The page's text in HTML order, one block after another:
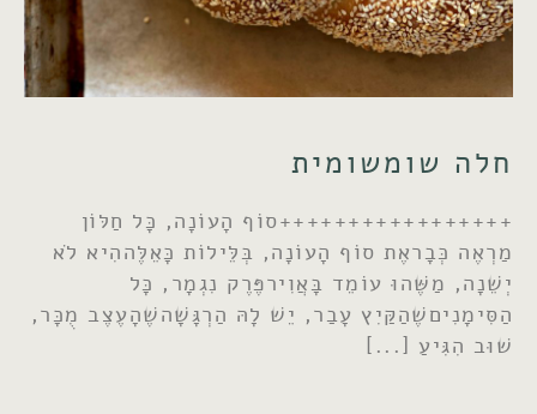
חלה שומשומית
+++++++++++++++++סוֹף הָעוֹנָה, כָּל חַלּוֹן
מַרְאֶה כְּבָראֶת סוֹף הָעוֹנָה, בְּלֵּילוֹת כָּאֵלֶּההִיא לֹא
יְשֵׁנָה, מַשֶּׁהוּ עוֹמֵד בָּאֲוִירפֶּרֶק נִגְמָר, כָּל
הַסִּימָנִיםשֶׁהַקַּיִץ עָבַר, יֵשׁ לָהּ הַרְגָּשָׁהשֶׁהָעֶצֶב מֻכָּר,
שׁוּב הִגִּיעַ